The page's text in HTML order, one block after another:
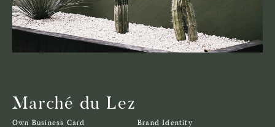
Marché du Lez
Own Business Card
Brand Identity